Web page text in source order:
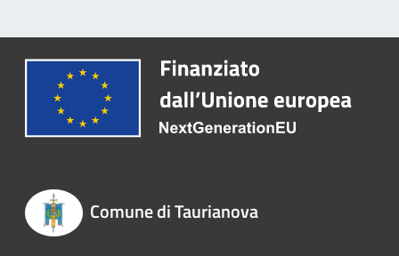
Comune di Taurianova